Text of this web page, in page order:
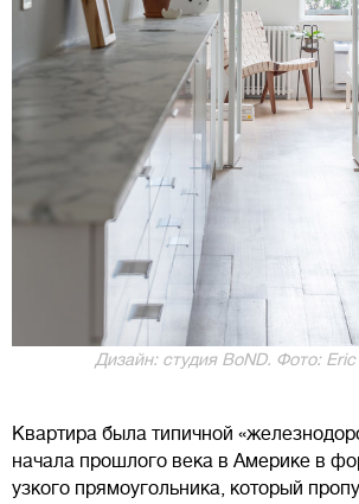
Дизайн: студия BoND. Фото:
Квартира была типичной
начала прошлого века в Америке в
узкого прямоугольника, который